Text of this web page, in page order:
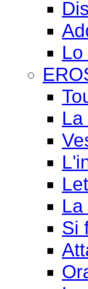
Si